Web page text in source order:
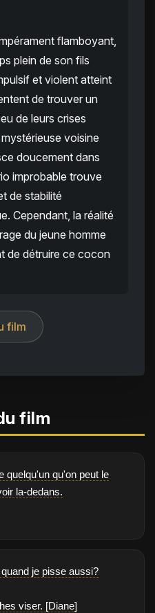
flamboyant,
plein de son fils
et violent atteint
de trouver un
de leurs crises
voisine
doucement dans
improbable trouve
de stabilité
Cependant, la réalité
du jeune homme
de détruire ce cocon
film
film
quelqu'un qu'on peut le
la-dedans.
je pisse aussi?
viser. [Diane]